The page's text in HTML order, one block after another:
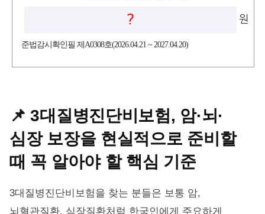
? 원
준법감시확인필 제A0308호(2026.04.21 ~ 2027.04.20)
📌 3대질병진단비보험, 암·뇌·
심장 보장을 현실적으로 준비할
때 꼭 알아야 할 핵심 기준
3대질병진단비보험을 찾는 분들은 보통 암,
뇌혈관질환, 심장질환처럼 한국인에게 주요하게